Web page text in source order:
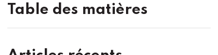
Table des matières